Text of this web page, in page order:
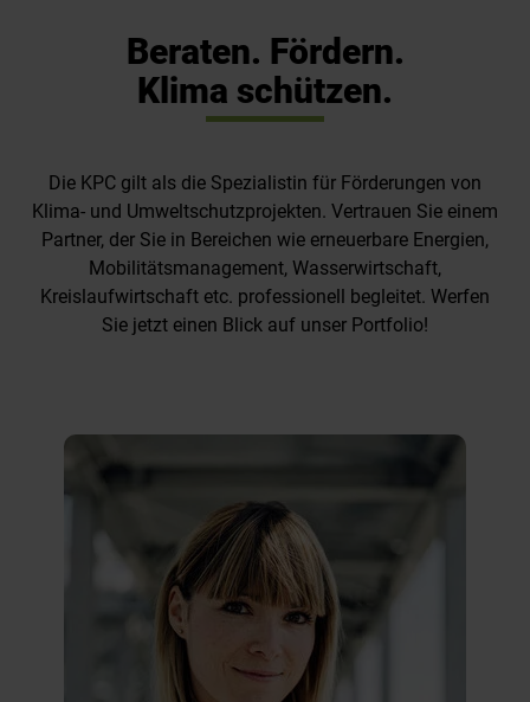
Beraten. Fördern.
Klima schützen.
Die KPC gilt als die Spezialistin für Förderungen von
Klima- und Umweltschutzprojekten. Vertrauen Sie einem
Partner, der Sie in Bereichen wie erneuerbare Energien,
Mobilitätsmanagement, Wasserwirtschaft,
Kreislaufwirtschaft etc. professionell begleitet. Werfen
Sie jetzt einen Blick auf unser Portfolio!